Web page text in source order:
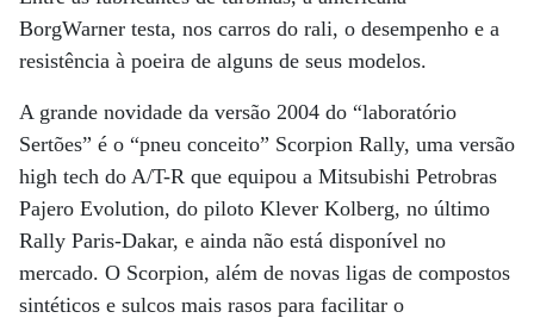
BorgWarner testa, nos carros do rali, o desempenho e a
resistência à poeira de alguns de seus modelos.
A grande novidade da versão 2004 do “laboratório
Sertões” é o “pneu conceito” Scorpion Rally, uma versão
high tech do A/T-R que equipou a Mitsubishi Petrobras
Pajero Evolution, do piloto Klever Kolberg, no último
Rally Paris-Dakar, e ainda não está disponível no
mercado. O Scorpion, além de novas ligas de compostos
sintéticos e sulcos mais rasos para facilitar o